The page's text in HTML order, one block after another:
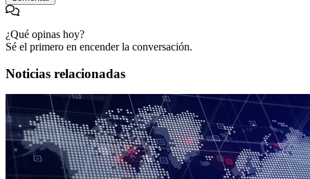
¿Qué opinas hoy?
Sé el primero en encender la conversación.
Noticias relacionadas